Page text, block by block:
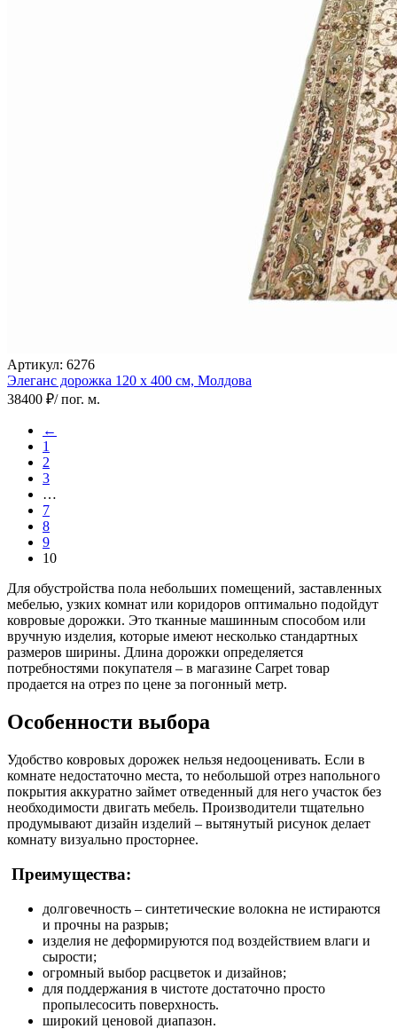
Артикул: 6276
Элеганс дорожка 120 х 400 см, Молдова
38400 ₽/ пог. м.
←
1
2
3
…
7
8
9
10
Для обустройства пола небольших помещений, заставленных
мебелью, узких комнат или коридоров оптимально подойдут
ковровые дорожки. Это тканные машинным способом или
вручную изделия, которые имеют несколько стандартных
размеров ширины. Длина дорожки определяется
потребностями покупателя – в магазине Carpet товар
продается на отрез по цене за погонный метр.
Особенности выбора
Удобство ковровых дорожек нельзя недооценивать. Если в
комнате недостаточно места, то небольшой отрез напольного
покрытия аккуратно займет отведенный для него участок без
необходимости двигать мебель. Производители тщательно
продумывают дизайн изделий – вытянутый рисунок делает
комнату визуально просторнее.
Преимущества:
долговечность – синтетические волокна не истираются
и прочны на разрыв;
изделия не деформируются под воздействием влаги и
сырости;
огромный выбор расцветок и дизайнов;
для поддержания в чистоте достаточно просто
пропылесосить поверхность.
широкий ценовой диапазон.